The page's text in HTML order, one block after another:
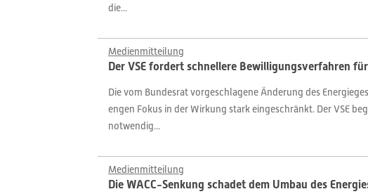
die...
Medienmitteilung
Der VSE fordert schnellere Bewilligungsverfahren
Die vom Bundesrat vorgeschlagene Änderung des
engen Fokus in der Wirkung stark eingeschränkt. Der VSE
notwendig...
Medienmitteilung
Die WACC-Senkung schadet dem Umbau des